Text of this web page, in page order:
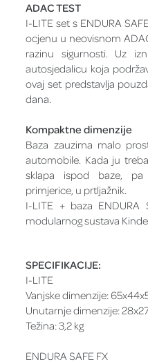
ADAC TEST
I-LITE set s ENDURA
ocjenu u neovisnom
razinu sigurnosti. Uz
autosjedalicu koja
ovaj set predstavlja
dana.
Kompaktne dimenzije
Baza zauzima malo
automobile. Kada ju
sklapa ispod baze,
primjerice, u prtljažnik.
I-LITE + baza ENDURA
modularnog sustava
SPECIFIKACIJE:
I-LITE
Vanjske dimenzije:
Unutarnje dimenzije:
Težina: 3,2 kg
ENDURA SAFE FX